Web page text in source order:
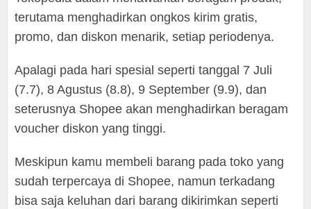
terutama menghadirkan ongkos kirim gratis,
promo, dan diskon menarik, setiap periodenya.
Apalagi pada hari spesial seperti tanggal 7 Juli
(7.7), 8 Agustus (8.8), 9 September (9.9), dan
seterusnya Shopee akan menghadirkan beragam
voucher diskon yang tinggi.
Meskipun kamu membeli barang pada toko yang
sudah terpercaya di Shopee, namun terkadang
bisa saja keluhan dari barang dikirimkan seperti